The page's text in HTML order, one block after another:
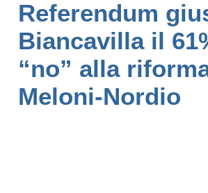
Referendum
Biancavilla il
“no” alla
Meloni-Nordio